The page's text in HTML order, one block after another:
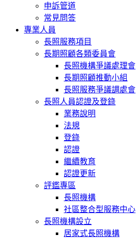
申訴管道
常見問答
專業人員
長照服務項目
長期照顧各類委員會
長照機構爭議處理會
長期照顧推動小組
長照服務爭議調處會
長照人員認證及登錄
業務說明
法規
登錄
認證
繼續教育
認證更新
評鑑專區
長照機構
社區整合型服務中心
長照機構設立
居家式長照機構